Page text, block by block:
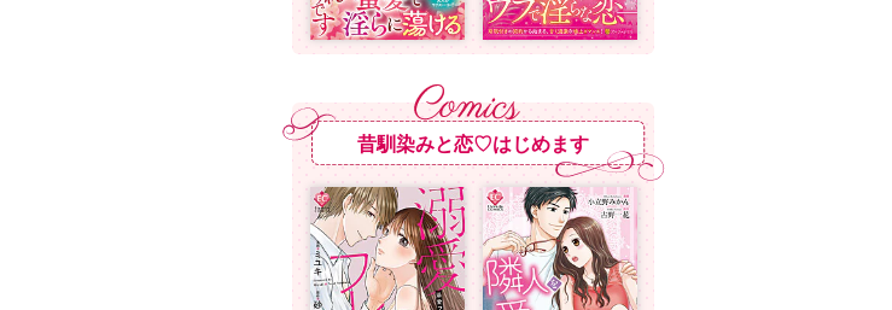
昔馴染みと恋♡はじめます